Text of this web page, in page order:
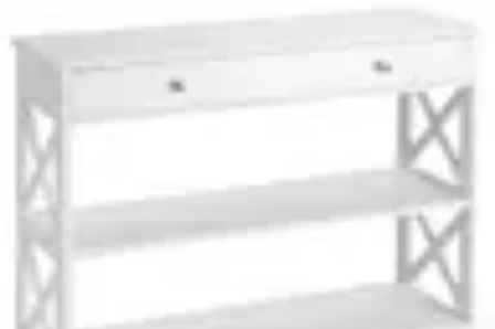
Accessoires